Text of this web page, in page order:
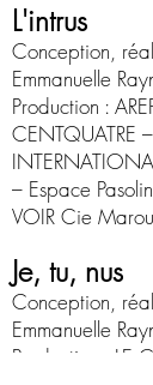
L'intrus
Conception,
Emmanuelle
Production :
CENTQUATRE
– Espace
VOIR Cie
Je, tu, nus
Conception,
Emmanuelle
Production : LE